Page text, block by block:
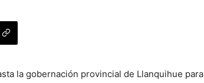
la gobernación provincial de Llanquihue para